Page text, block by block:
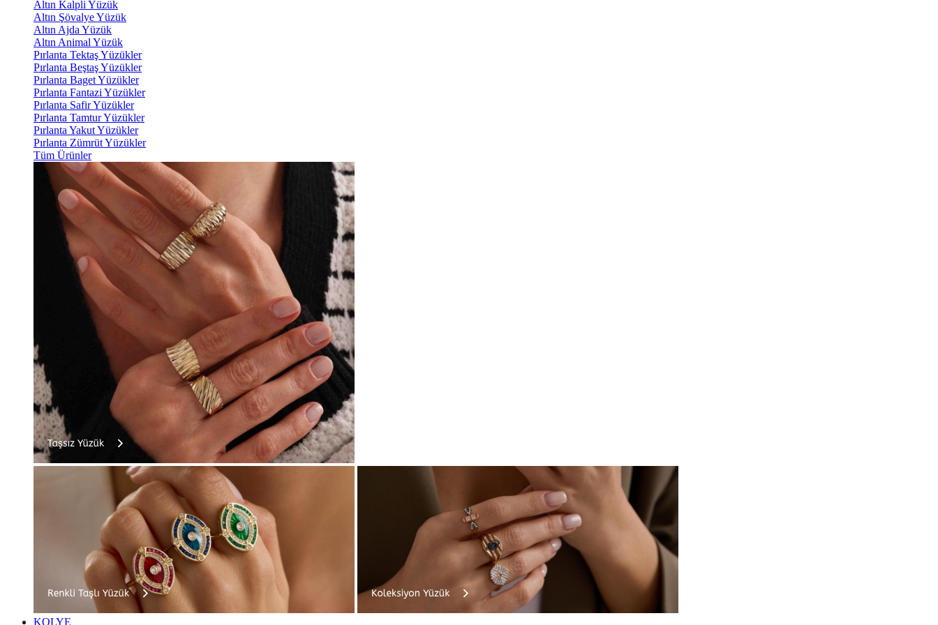
Altın Kalpli Yüzük
Altın Şövalye Yüzük
Altın Ajda Yüzük
Altın Animal Yüzük
Pırlanta Tektaş Yüzükler
Pırlanta Beştaş Yüzükler
Pırlanta Baget Yüzükler
Pırlanta Fantazi Yüzükler
Pırlanta Safir Yüzükler
Pırlanta Tamtur Yüzükler
Pırlanta Yakut Yüzükler
Pırlanta Zümrüt Yüzükler
Tüm Ürünler
KOLYE